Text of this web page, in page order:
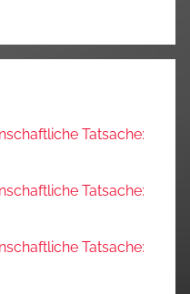
Tatsache:
Tatsache:
Tatsache: